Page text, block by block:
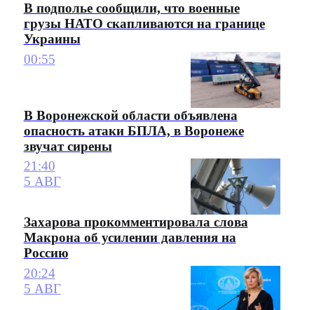
В подполье сообщили, что военные
грузы НАТО скапливаются на границе
Украины
00:55
В Воронежской области объявлена
опасность атаки БПЛА, в Воронеже
звучат сирены
21:40
5 АВГ
Захарова прокомментировала слова
Макрона об усилении давления на
Россию
20:24
5 АВГ